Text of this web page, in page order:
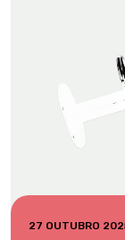
27 OUTUBRO